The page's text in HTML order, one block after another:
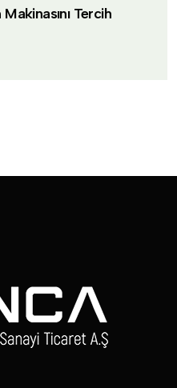
Tercih